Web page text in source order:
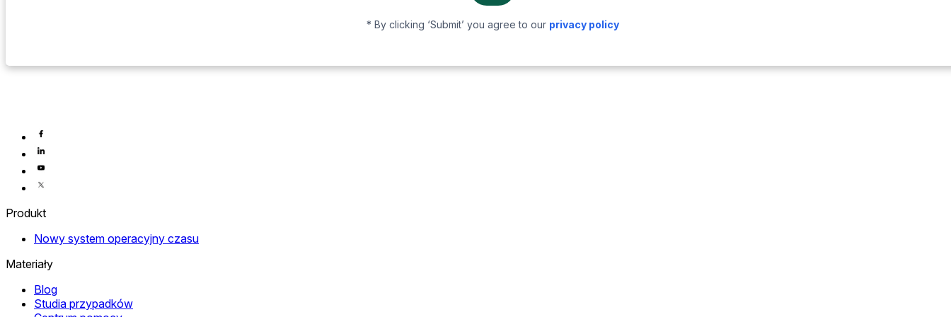
* By clicking ‘Submit’ you agree to our privacy policy
Produkt
Nowy system operacyjny czasu
Materiały
Blog
Studia przypadków